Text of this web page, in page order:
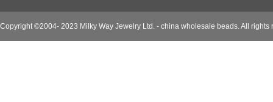
Copyright ©2004- 2023 Milky Way Jewelry Ltd. - china wholesale beads. All rights